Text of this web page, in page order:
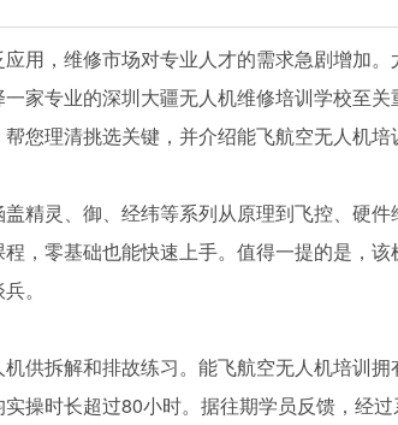
用，维修市场对专业人才的需求急剧增加
家专业的深圳大疆无人机维修培训学校至关
您理清挑选关键，并介绍能飞航空无人机培
精灵、御、经纬等系列从原理到飞控、硬件
，零基础也能快速上手。值得一提的是，该
。
供拆解和排故练习。能飞航空无人机培训拥
操时长超过80小时。据往期学员反馈，经